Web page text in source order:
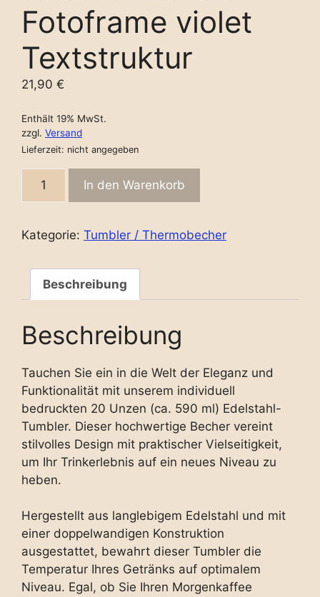
Fotoframe violet
Textstruktur
21,90 €
Enthält 19% MwSt.
zzgl. Versand
Lieferzeit: nicht angegeben
Tumbler
Fotoframe
Textstruktur
quantity
In den Warenkorb
Kategorie: Tumbler / Thermobecher
Beschreibung
Beschreibung
Tauchen Sie ein in die Welt der Eleganz und
Funktionalität mit unserem individuell
bedruckten 20 Unzen (ca. 590 ml) Edelstahl-
Tumbler. Dieser hochwertige Becher vereint
stilvolles Design mit praktischer Vielseitigkeit,
um Ihr Trinkerlebnis auf ein neues Niveau zu
heben.
Hergestellt aus langlebigem Edelstahl und mit
einer doppelwandigen Konstruktion
ausgestattet, bewahrt dieser Tumbler die
Temperatur Ihres Getränks auf optimalem
Niveau. Egal, ob Sie Ihren Morgenkaffee